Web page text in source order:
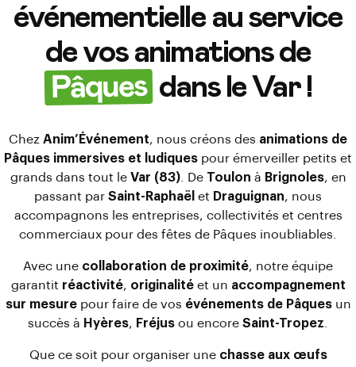
événementielle au service
de vos animations de
Pâquesdans le Var !
Chez Anim’Événement, nous créons des animations de
Pâques immersives et ludiques pour émerveiller petits et
grands dans tout le Var (83). De Toulon à Brignoles, en
passant par Saint-Raphaël et Draguignan, nous
accompagnons les entreprises, collectivités et centres
commerciaux pour des fêtes de Pâques inoubliables.
Avec une collaboration de proximité, notre équipe
garantit réactivité, originalitéet un accompagnement
sur mesurepour faire de vos événements de Pâquesun
succès à Hyères, Fréjus ou encore Saint-Tropez.
Que ce soit pour organiser une chasse aux œufs